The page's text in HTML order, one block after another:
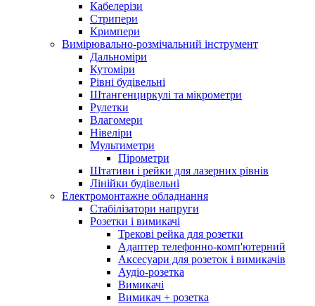
Кабелерізи
Стрипери
Кримпери
Вимірювально-розмічальний інструмент
Дальноміри
Кутоміри
Рівні будівельні
Штангенциркулі та мікрометри
Рулетки
Влагомери
Нівеліри
Мультиметри
Пірометри
Штативи і рейки для лазерних рівнів
Лінійки будівельні
Електромонтажне обладнання
Стабілізатори напруги
Розетки і вимикачі
Трекові рейка для розетки
Адаптер телефонно-комп'ютерний
Аксесуари для розеток і вимикачів
Аудіо-розетка
Вимикачі
Вимикач + розетка